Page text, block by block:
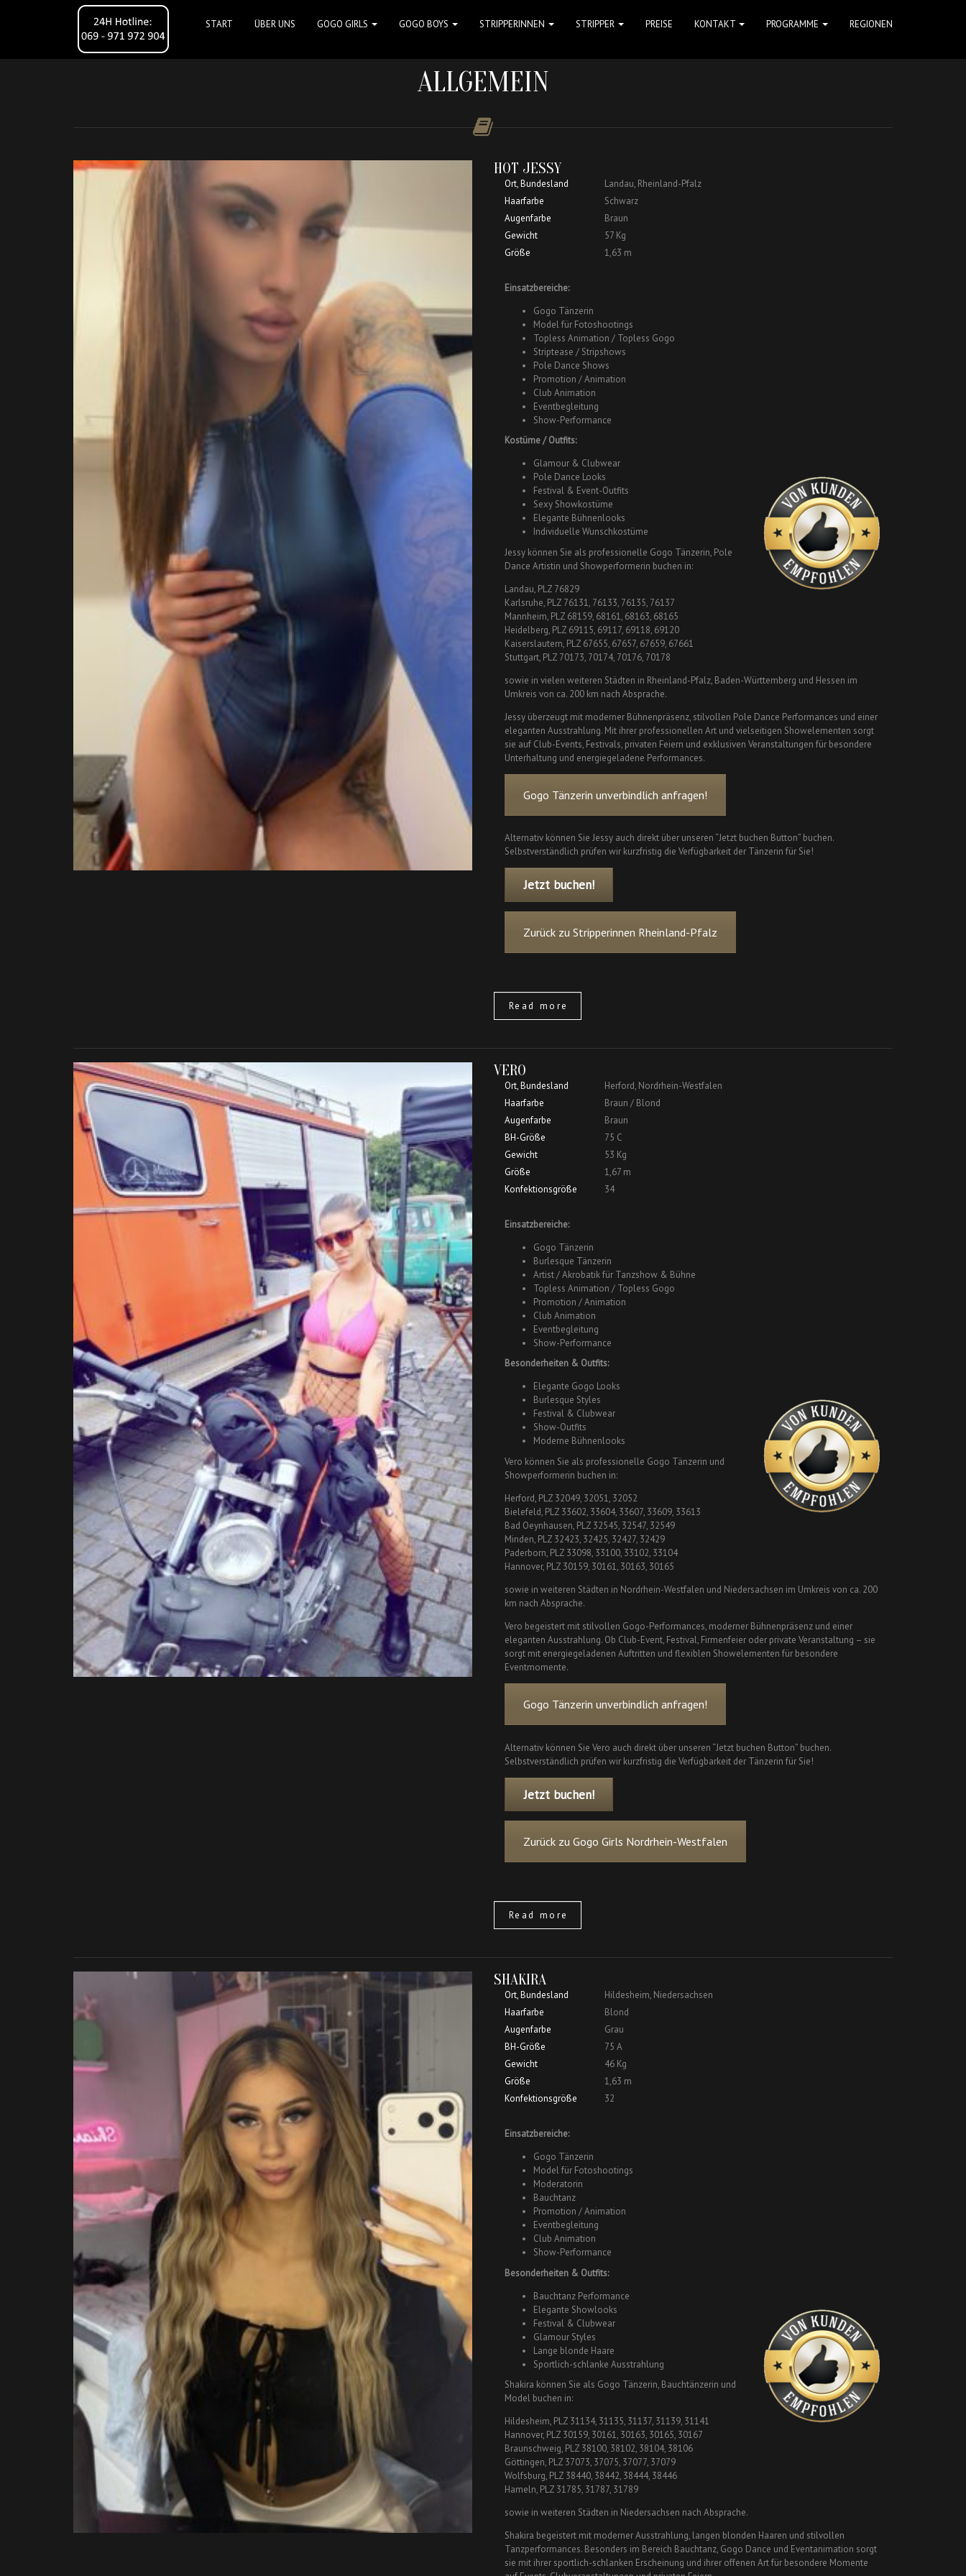
START ÜBER UNS GOGO GIRLS GOGO BOYS STRIPPERINNEN STRIPPER PREISE KONTAKT PROGRAMME REGIONEN
ALLGEMEIN
HOT JESSY
Ort, Bundesland
Landau, Rheinland-Pfalz
Haarfarbe
Schwarz
Augenfarbe
Braun
Gewicht
57 Kg
Größe
1,63 m
Einsatzbereiche:
Gogo Tänzerin
Model für Fotoshootings
Topless Animation / Topless Gogo
Striptease / Stripshows
Pole Dance Shows
Promotion / Animation
Club Animation
Eventbegleitung
Show-Performance
Kostüme / Outfits:
Glamour & Clubwear
Pole Dance Looks
Festival & Event-Outfits
Sexy Showkostüme
Elegante Bühnenlooks
Individuelle Wunschkostüme
Jessy können Sie als professionelle Gogo Tänzerin, Pole
Dance Artistin und Showperformerin buchen in:
Landau, PLZ 76829
Karlsruhe, PLZ 76131, 76133, 76135, 76137
Mannheim, PLZ 68159, 68161, 68163, 68165
Heidelberg, PLZ 69115, 69117, 69118, 69120
Kaiserslautern, PLZ 67655, 67657, 67659, 67661
Stuttgart, PLZ 70173, 70174, 70176, 70178
sowie in vielen weiteren Städten in Rheinland-Pfalz, Baden-Württemberg und Hessen im
Umkreis von ca. 200 km nach Absprache.
Jessy überzeugt mit moderner Bühnenpräsenz, stilvollen Pole Dance Performances und einer
eleganten Ausstrahlung. Mit ihrer professionellen Art und vielseitigen Showelementen sorgt
sie auf Club-Events, Festivals, privaten Feiern und exklusiven Veranstaltungen für besondere
Unterhaltung und energiegeladene Performances.
Gogo Tänzerin unverbindlich anfragen!
Alternativ können Sie Jessy auch direkt über unseren “Jetzt buchen Button” buchen.
Selbstverständlich prüfen wir kurzfristig die Verfügbarkeit der Tänzerin für Sie!
Jetzt buchen!
Zurück zu Stripperinnen Rheinland-Pfalz
Read more
VERO
Ort, Bundesland
Herford, Nordrhein-Westfalen
Haarfarbe
Braun / Blond
Augenfarbe
Braun
BH-Größe
75 C
Gewicht
53 Kg
Größe
1,67 m
Konfektionsgröße
34
Einsatzbereiche:
Gogo Tänzerin
Burlesque Tänzerin
Artist / Akrobatik für Tanzshow & Bühne
Topless Animation / Topless Gogo
Promotion / Animation
Club Animation
Eventbegleitung
Show-Performance
Besonderheiten & Outfits:
Elegante Gogo Looks
Burlesque Styles
Festival & Clubwear
Show-Outfits
Moderne Bühnenlooks
Vero können Sie als professionelle Gogo Tänzerin und
Showperformerin buchen in:
Herford, PLZ 32049, 32051, 32052
Bielefeld, PLZ 33602, 33604, 33607, 33609, 33613
Bad Oeynhausen, PLZ 32545, 32547, 32549
Minden, PLZ 32423, 32425, 32427, 32429
Paderborn, PLZ 33098, 33100, 33102, 33104
Hannover, PLZ 30159, 30161, 30163, 30165
sowie in weiteren Städten in Nordrhein-Westfalen und Niedersachsen im Umkreis von ca. 200
km nach Absprache.
Vero begeistert mit stilvollen Gogo-Performances, moderner Bühnenpräsenz und einer
eleganten Ausstrahlung. Ob Club-Event, Festival, Firmenfeier oder private Veranstaltung – sie
sorgt mit energiegeladenen Auftritten und flexiblen Showelementen für besondere
Eventmomente.
Gogo Tänzerin unverbindlich anfragen!
Alternativ können Sie Vero auch direkt über unseren “Jetzt buchen Button” buchen.
Selbstverständlich prüfen wir kurzfristig die Verfügbarkeit der Tänzerin für Sie!
Jetzt buchen!
Zurück zu Gogo Girls Nordrhein-Westfalen
Read more
SHAKIRA
Ort, Bundesland
Hildesheim, Niedersachsen
Haarfarbe
Blond
Augenfarbe
Grau
BH-Größe
75 A
Gewicht
46 Kg
Größe
1,63 m
Konfektionsgröße
32
Einsatzbereiche:
Gogo Tänzerin
Model für Fotoshootings
Moderatorin
Bauchtanz
Promotion / Animation
Eventbegleitung
Club Animation
Show-Performance
Besonderheiten & Outfits:
Bauchtanz Performance
Elegante Showlooks
Festival & Clubwear
Glamour Styles
Lange blonde Haare
Sportlich-schlanke Ausstrahlung
Shakira können Sie als Gogo Tänzerin, Bauchtänzerin und
Model buchen in:
Hildesheim, PLZ 31134, 31135, 31137, 31139, 31141
Hannover, PLZ 30159, 30161, 30163, 30165, 30167
Braunschweig, PLZ 38100, 38102, 38104, 38106
Göttingen, PLZ 37073, 37075, 37077, 37079
Wolfsburg, PLZ 38440, 38442, 38444, 38446
Hameln, PLZ 31785, 31787, 31789
sowie in weiteren Städten in Niedersachsen nach Absprache.
Shakira begeistert mit moderner Ausstrahlung, langen blonden Haaren und stilvollen
Tanzperformances. Besonders im Bereich Bauchtanz, Gogo Dance und Eventanimation sorgt
sie mit ihrer sportlich-schlanken Erscheinung und ihrer offenen Art für besondere Momente